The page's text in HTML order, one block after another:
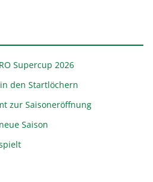
Supercup 2026
den Startlöchern
zur Saisoneröffnung
Saison